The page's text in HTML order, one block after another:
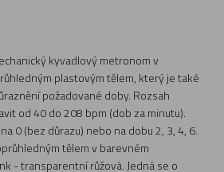
kyvadlový metronom v
plastovým tělem, který je také
požadované doby. Rozsah
od 40 do 208 bpm (dob za minutu).
0 (bez důrazu) nebo na dobu 2, 3, 4, 6.
tělem v barevném
- transparentní růžová. Jedná se o